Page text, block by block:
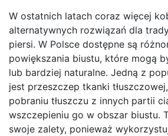
W ostatnich latach coraz więcej
alternatywnych rozwiązań dla
piersi. W Polsce dostępne są
powiększania biustu, które mogą
lub bardziej naturalne. Jedną z
jest przeszczep tkanki
pobraniu tłuszczu z innych partii
wszczepieniu go w obszar biustu.
swoje zalety, ponieważ